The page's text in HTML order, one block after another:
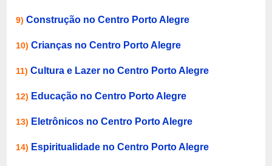
9)Construção no Centro Porto Alegre
10)Crianças no Centro Porto Alegre
11)Cultura e Lazer no Centro Porto Alegre
12) Educação no Centro Porto Alegre
13) Eletrônicos no Centro Porto Alegre
14) Espiritualidade no Centro Porto Alegre